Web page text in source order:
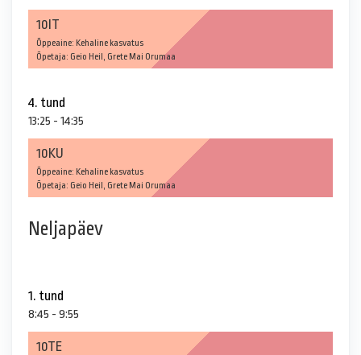
10IT
Õppeaine: Kehaline kasvatus
Õpetaja: Geio Heil, Grete Mai Orumaa
4. tund
13:25 - 14:35
10KU
Õppeaine: Kehaline kasvatus
Õpetaja: Geio Heil, Grete Mai Orumaa
Neljapäev
1. tund
8:45 - 9:55
10TE